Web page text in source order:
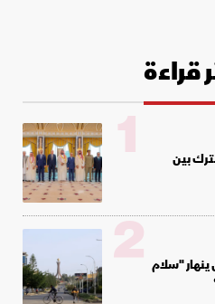
قراءة
بين
1
"سلام 2